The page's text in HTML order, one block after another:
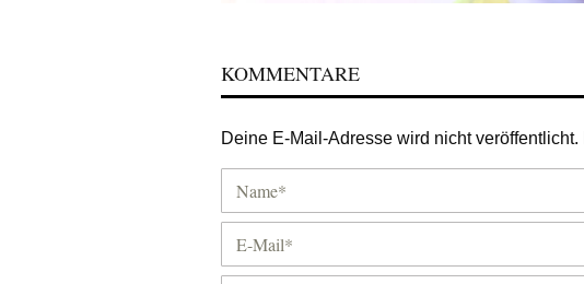
KOMMENTARE
Deine E-Mail-Adresse wird nicht veröffentlicht.